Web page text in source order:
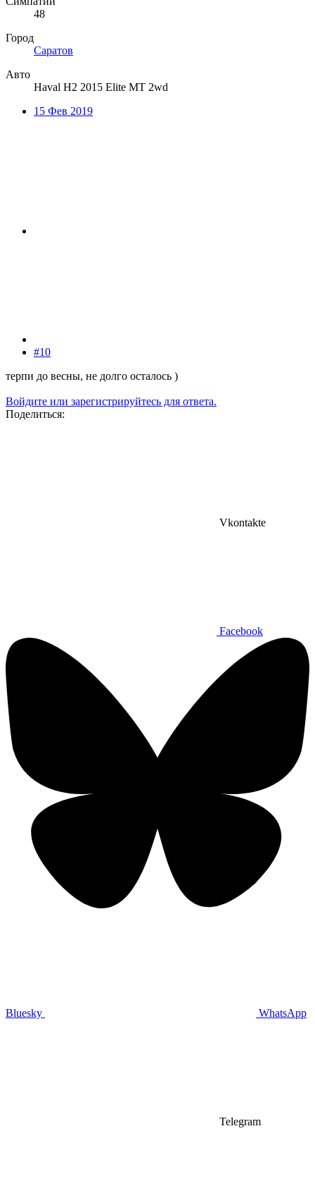
48
Город
Саратов
Авто
Haval H2 2015 Elite MT 2wd
15 Фев 2019
#10
терпи до весны, не долго осталось )
Войдите или зарегистрируйтесь для ответа.
Поделиться:
Vkontakte
Facebook
Bluesky WhatsApp
Telegram